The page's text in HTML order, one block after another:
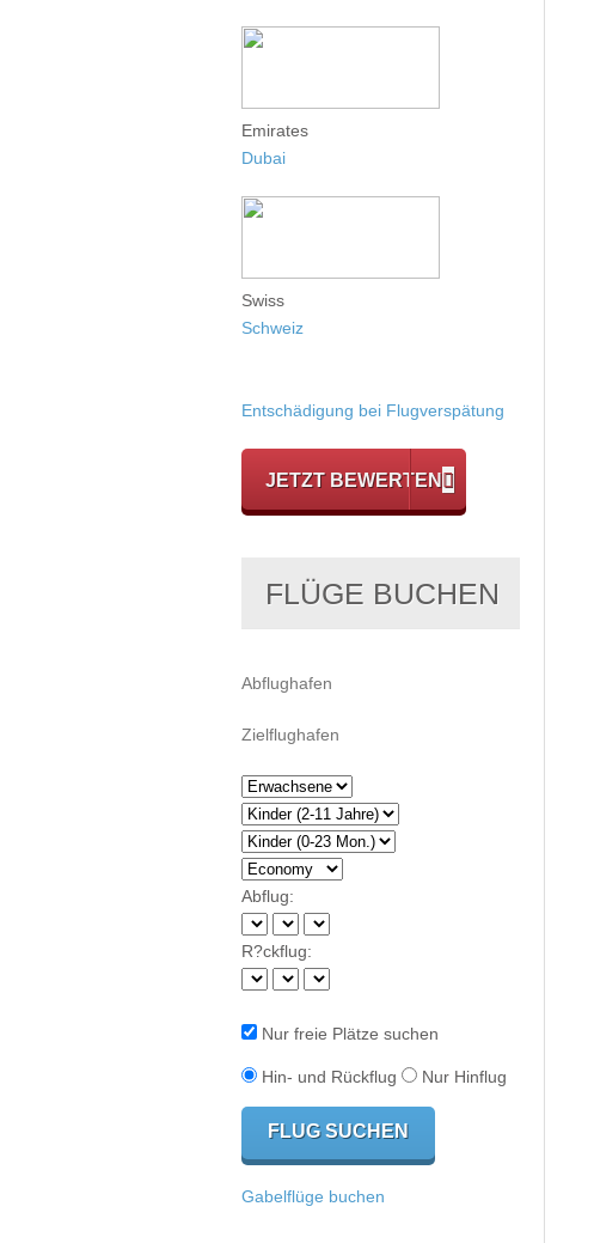
Emirates
Dubai
Swiss
Schweiz
Entschädigung bei Flugverspätung
JETZT BEWERTEN
FLÜGE BUCHEN
Abflug:
R?ckflug:
Nur freie Plätze suchen
Hin- und Rückflug Nur Hinflug
Gabelflüge buchen